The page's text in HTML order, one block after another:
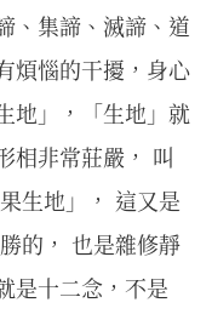
、集諦、滅諦、道
煩惱的干擾，身心
地」，「生地」就
相非常莊嚴， 叫
生地」， 這又是
的， 也是雜修靜
是十二念，不是